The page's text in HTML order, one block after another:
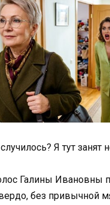
Я тут занят
Галины Ивановны
без привычной